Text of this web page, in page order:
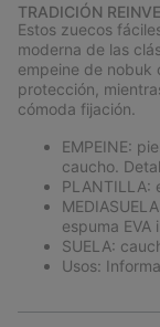
TRADICIÓN
Estos zuecos
moderna de las
empeine de nobuk
protección,
cómoda fijación.
EMPEINE:
caucho.
PLANTILLA:
espuma EVA
SUELA:
Usos: